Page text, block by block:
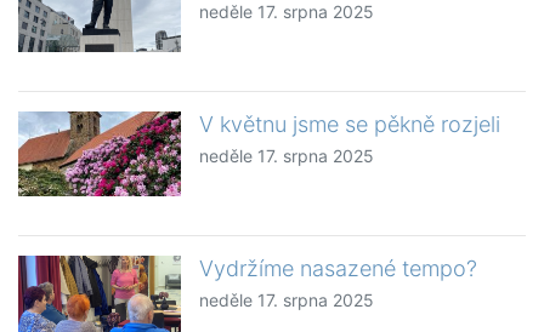
neděle 17. srpna 2025
V květnu jsme se pěkně rozjeli
neděle 17. srpna 2025
Vydržíme nasazené tempo?
neděle 17. srpna 2025